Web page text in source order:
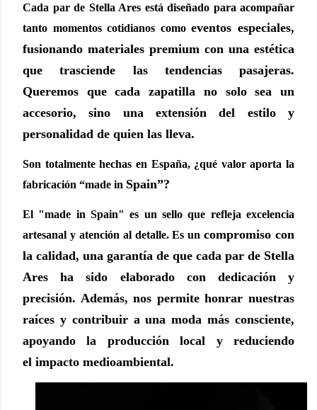
Cada par de Stella Ares está diseñado para acompañar
tanto momentos cotidianos comoeventos especiales,
fusionando materiales premium con una estética
que trasciende las tendencias pasajeras.
Queremos que cada zapatilla no solo sea un
accesorio, sino una extensión del estilo y
personalidad de quien las lleva.
Son totalmente hechas en España, ¿qué valor aporta la
fabricación “made in Spain”?
El "made in Spain" es un sello que refleja excelencia
artesanal y atención al detalle. Es uncompromiso con
la calidad, una garantía de que cada par de Stella
Ares ha sido elaborado con dedicación y
precisión. Además, nos permite honrar nuestras
raíces y contribuir a una moda más consciente,
apoyando la producción local y reduciendo
el impacto medioambiental.